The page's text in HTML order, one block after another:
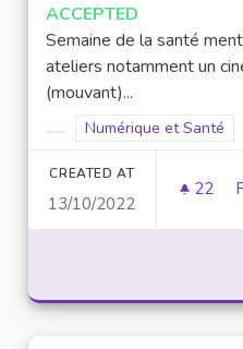
ACCEPTED
Semaine de la santé
ateliers notamment un
(mouvant)...
Filter results for category:
Filter results for
Numérique et Santé
CREATED AT
13/10/2022
22